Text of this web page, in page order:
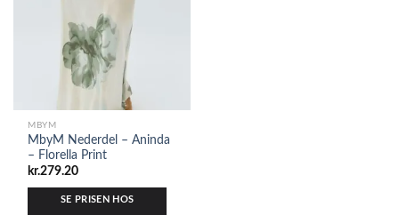
MBYM
MbyM Nederdel – Aninda
– Florella Print
kr.279.20
SE PRISEN HOS